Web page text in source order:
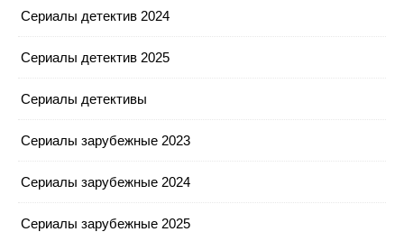
Сериалы детектив 2024
Сериалы детектив 2025
Сериалы детективы
Сериалы зарубежные 2023
Сериалы зарубежные 2024
Сериалы зарубежные 2025